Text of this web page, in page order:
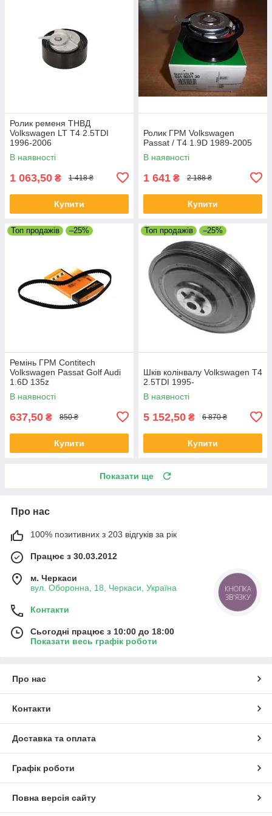
Ролик ременя ТНВД
Volkswagen LT T4 2.5TDI
1996-2006
В наявності
1 063,50 ₴ 1 418 ₴
Купити
Ролик ГРМ Volkswagen
Passat / T4 1.9D 1989-2005
В наявності
1 641 ₴ 2 188 ₴
Купити
Топ продажів –25%
Ремінь ГРМ Contitech
Volkswagen Passat Golf Audi
1.6D 135z
В наявності
637,50 ₴ 850 ₴
Купити
Топ продажів –25%
Шків колінвалу Volkswagen T4
2.5TDI 1995-
В наявності
5 152,50 ₴ 6 870 ₴
Купити
Показати ще
Про нас
100% позитивних з 203 відгуків за рік
Працює з 30.03.2012
м. Черкаси
вул. Оборонна, 18, Черкаси, Україна
Контакти
Сьогодні працює з 10:00 до 18:00
Показати весь графік роботи
Про нас
Контакти
Доставка та оплата
Графік роботи
Повна версія сайту
КНОПКА
ЗВ'ЯЗКУ